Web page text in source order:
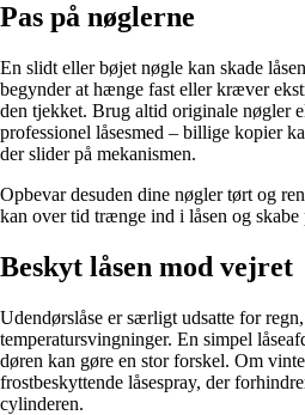
Pas på nøglerne
En slidt eller bøjet nøgle kan skade
begynder at hænge fast eller kræver
den tjekket. Brug altid originale nøgler
professionel låsesmed – billige kopier
der slider på mekanismen.
Opbevar desuden dine nøgler tørt og
kan over tid trænge ind i låsen og skabe
Beskyt låsen mod vejret
Udendørslåse er særligt udsatte for
temperatursvingninger. En simpel
døren kan gøre en stor forskel. Om
frostbeskyttende låsespray, der
cylinderen.